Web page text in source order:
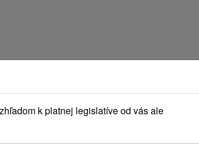
k platnej legislatíve od vás ale